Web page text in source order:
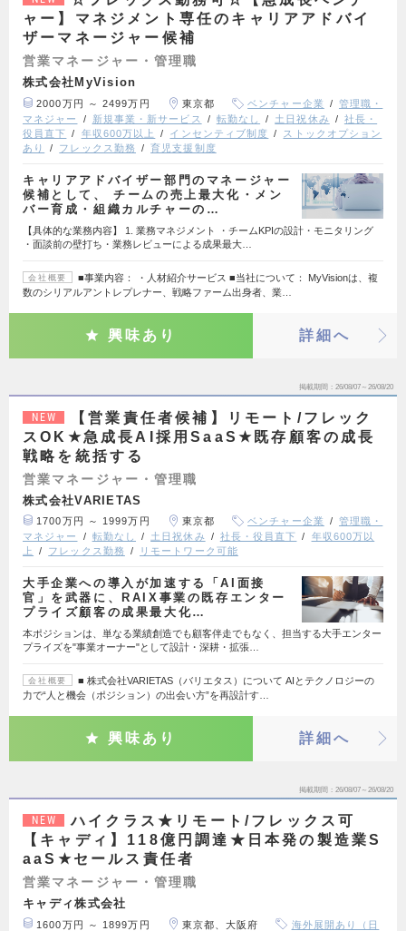
ャー】マネジメント専任のキャリアアドバイ
ザーマネージャー候補
営業マネージャー・管理職
株式会社MyVision
2000万円 ～ 2499万円 東京都 ベンチャー企業
管理職・
マネジャー
新規事業・新サービス 転勤なし 土日祝休み
社長・
役員直下
年収600万以上 インセンティブ制度
ストックオプション
あり
フレックス勤務 育児支援制度
キャリアアドバイザー部門のマネージャー
候補として、 チームの売上最大化・メン
バー育成・組織カルチャーの…
【具体的な業務内容】 1. 業務マネジメント ・チームKPIの設計・モニタリング
・面談前の壁打ち・業務レビューによる成果最大…
会社概要
■事業内容： ・人材紹介サービス ■当社について： MyVisionは、複
数のシリアルアントレプレナー、戦略ファーム出身者、業…
興味あり 詳細へ
掲載期間 26/08/07～26/08/20
NEW
【営業責任者候補】リモート/フレック
スOK★急成長AI採用SaaS★既存顧客の成長
戦略を統括する
営業マネージャー・管理職
株式会社VARIETAS
1700万円 ～ 1999万円 東京都 ベンチャー企業
管理職・
マネジャー
転勤なし 土日祝休み 社長・役員直下
年収600万以
上
フレックス勤務 リモートワーク可能
大手企業への導入が加速する「AI面接
官」を武器に、RAIX事業の既存エンター
プライズ顧客の成果最大化…
本ポジションは、単なる業績創造でも顧客伴走でもなく、担当する大手エンター
プライズを"事業オーナー"として設計・深耕・拡張…
会社概要
■ 株式会社VARIETAS（バリエタス）について AIとテクノロジーの
力で“人と機会（ポジション）の出会い方”を再設計す…
興味あり 詳細へ
掲載期間 26/08/07～26/08/20
NEW
ハイクラス★リモート/フレックス可
【キャディ】118億円調達★日本発の製造業S
aaS★セールス責任者
営業マネージャー・管理職
キャディ株式会社
1600万円 ～ 1899万円 東京都、大阪府
海外展開あり（日